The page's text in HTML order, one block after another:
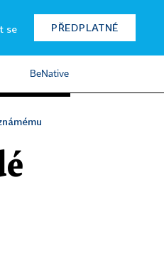
se PŘEDPLATNÉ
BeNative